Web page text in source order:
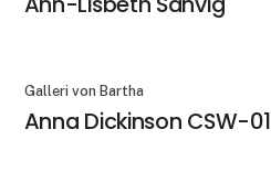
Galleri von Bartha
Anna Dickinson CSW-01